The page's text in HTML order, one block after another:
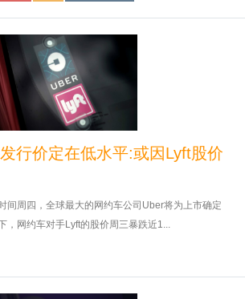
行价定在低水平:或因Lyft股价
间周四，全球最大的网约车公司Uber将为上市确定
，网约车对手Lyft的股价周三暴跌近1...